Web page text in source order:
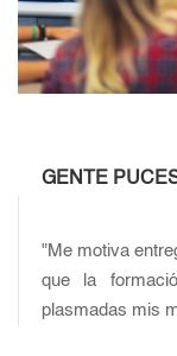
GENTE
"Me motiva
que la
plasmadas mis